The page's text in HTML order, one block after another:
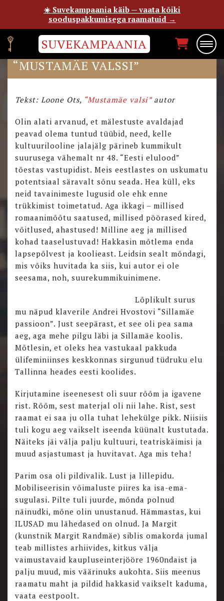
SUVEKAMPAANIA
KUIDAS MA KIRJUTASIN
“MUSTAMÄE VALSSI”
Tekst: Loone Ots, “Mustamäe valsi”autor
Olin alati arvanud, et mälestuste avaldajad
peavad olema tuntud tüübid, need, kelle
kultuurilooline jalajälg pärineb kummikult
suurusega vähemalt nr 48. “Eesti elulood”
tõestas vastupidist. Meis eestlastes on uskumatu
potentsiaal säravalt sõnu seada. Hea küll, eks
neid tavainimeste lugusid ole ehk enne
trükkimist toimetatud. Aga ikkagi – millised
romaanimõõtu saatused, millised pöörased kired,
võitlused, ahastused! Milline aeg ja millised
kohad taaselustuvad! Hakkasin mõtlema enda
lapsepõlvest ja koolieast. Leidsin sealt mõndagi,
mis võiks huvitada ka siis, kui autor ei ole
seesama, noh, suurekummikuinimene.
Lõplikult surus
mu näpud klaverile Andrei Hvostovi “Sillamäe
passioon”. Just seepärast, et see oli pea sama
aeg, aga mehe pilgu läbi ja Sillamäe koolis.
Mõtlesin, et oleks hea vastukaal pakkuda
ülifeminiinses keskkonnas sirgunud tüdruku elu
Tallinna heades eesti koolides.
Kirjutamine iseenesest oli suur rõõm ja igavene
rist. Rõõm, sest materjal oli nii lahe. Rist, sest
raamat ei saa ju olla tuhat lehekülge pikk. Niisiis
tuli kogu aeg vaikselt iseenda küünalt kustutada.
Näiteks jäi välja palju kultuuri, teatriskäimisi ja
muud asjastumast ja huvitavat. Aga mis teha!
Parim osa oli pildivalik. Lust ja lillepidu.
Mobiliseerisin võimaluste piires ka isa-ema-
sugulasi. Pilte tuli juurde, mõnda polnud
näinudki, mõne olin unustanud. Hämmastas, kui
ILUSAD mu lähedased on olnud. Ja Margit
(kunstnik Margit Randmäe) siblis omakorda jumal
teab millistes arhiivides, kitkus välja
vaimustavaid kaupluseinterjööre 1960ndaist ja
palju muud, mis väärinuks aukohta. Siis meenus
raamatu maht ja pildid hakkasid vaikselt kaduma,
vaata eestpoolt.
☀️ Suvekampaania käib — vaata kõiki
sooduspakkumisega raamatuid →